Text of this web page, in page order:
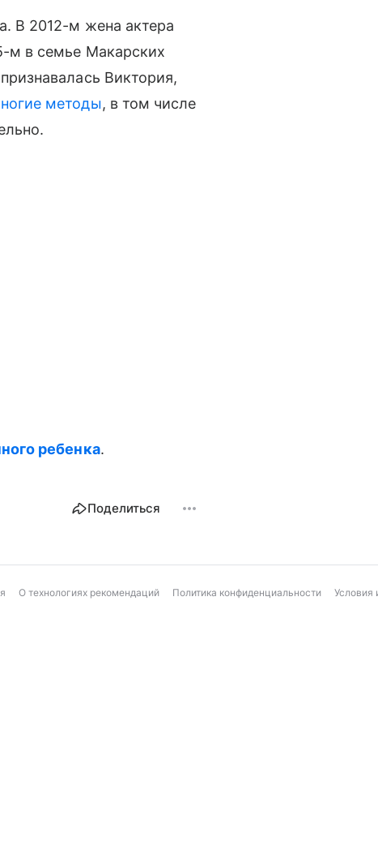
В 2012-м жена актера
м в семье Макарских
Виктория,
методы, в том числе
ребенка.
Поделиться
О технологиях рекомендаций Политика конфиденциальности Условия